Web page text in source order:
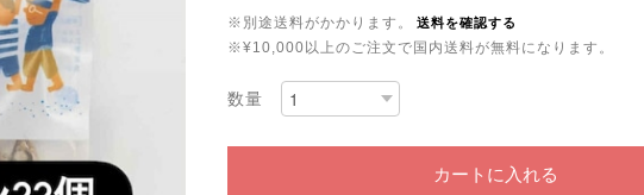
※別途送料がかかります。 送料を確認する
※¥10,000以上のご注文で国内送料が無料になります。
数量
カートに入れる